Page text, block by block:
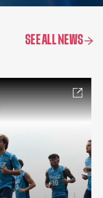
SEE ALL NEWS